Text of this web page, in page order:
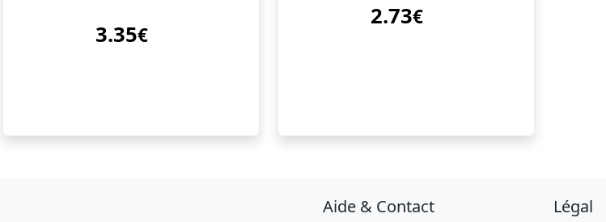
3.35€
2.73€
Aide & Contact Légal